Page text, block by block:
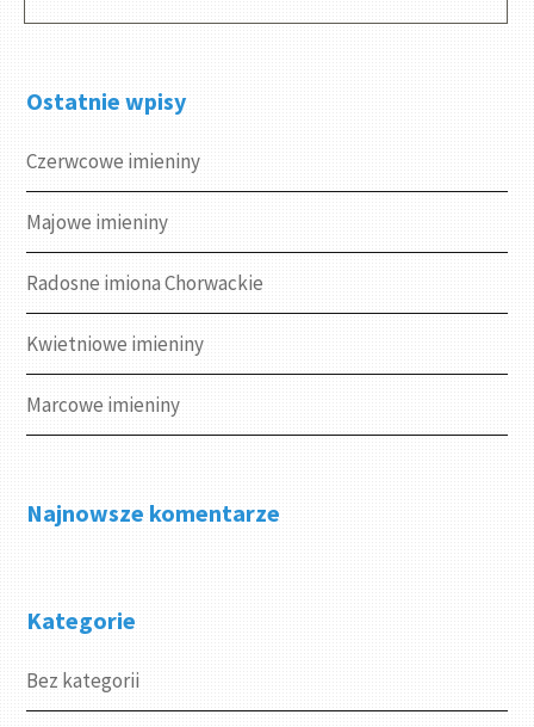
Ostatnie wpisy
Czerwcowe imieniny
Majowe imieniny
Radosne imiona Chorwackie
Kwietniowe imieniny
Marcowe imieniny
Najnowsze komentarze
Kategorie
Bez kategorii